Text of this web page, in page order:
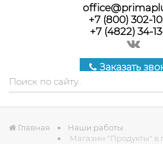
+7 (800) 302-
+7 (4822) 34-
Заказать
Главная
Наши работы
Магазин "Продукты" в